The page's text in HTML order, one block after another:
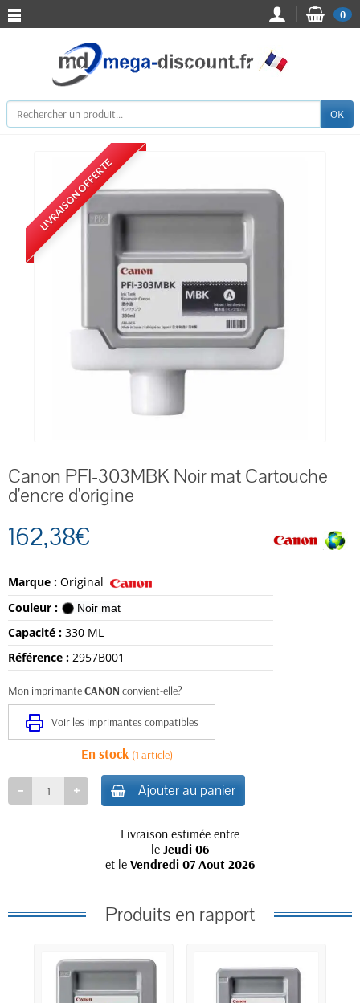
0
OK
LIVRAISON OFFERTE
Canon PFI-303MBK Noir mat Cartouche
d'encre d'origine
162,38€
Marque : Original
Couleur :
Noir mat
Capacité : 330 ML
Référence : 2957B001
Mon imprimanteCANON convient-elle?
Voir les imprimantes compatibles
En stock (1 article)
Ajouter au panier
Livraison estimée entre
le Jeudi 06
et le Vendredi 07 Aout 2026
Produits en rapport